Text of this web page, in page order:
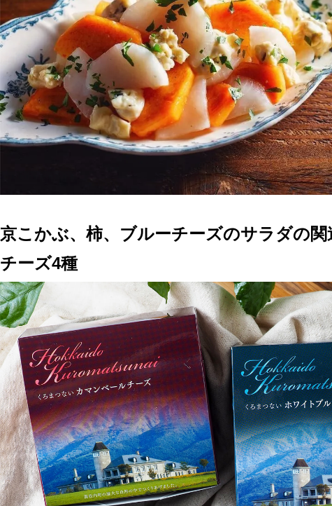
京こかぶ、柿、ブルーチーズのサラダの関
チーズ4種